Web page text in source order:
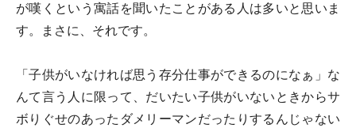
が嘆くという寓話を聞いたことがある人は多いと思いま
す。まさに、それです。
「子供がいなければ思う存分仕事ができるのになぁ」な
んて言う人に限って、だいたい子供がいないときからサ
ボりぐせのあったダメリーマンだったりするんじゃない